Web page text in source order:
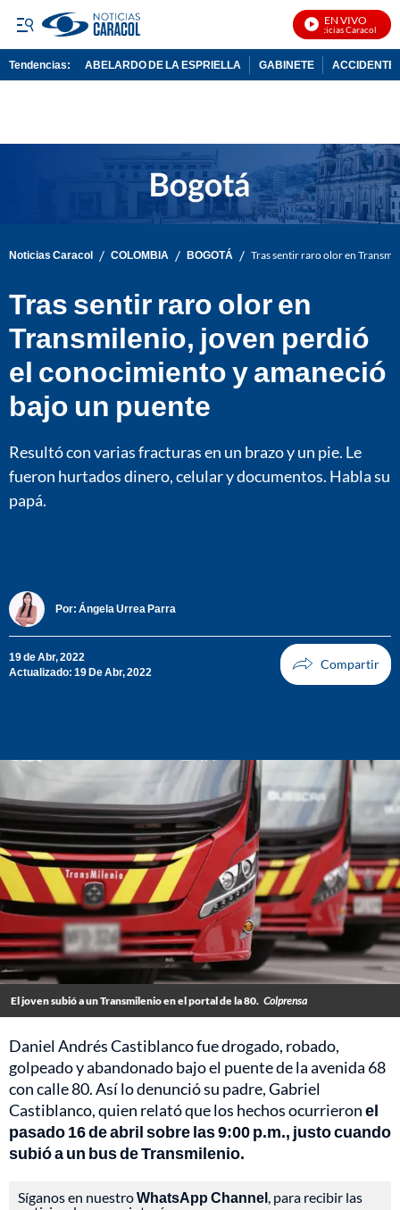
EN VIVO
Noticias Caracol En
Tendencias: ABELARDO DE LA ESPRIELLA GABINETE ACCIDENTE
Noticias Caracol / COLOMBIA / BOGOTÁ / Tras sentir raro olor en
Tras sentir raro olor en
Transmilenio, joven perdió
el conocimiento y amaneció
bajo un puente
Resultó con varias fracturas en un brazo y un pie. Le
fueron hurtados dinero, celular y documentos. Habla su
papá.
Por: Ángela Urrea Parra
19 de Abr, 2022
Actualizado: 19 De Abr, 2022
El joven subió a un Transmilenio en el portal de la 80. Colprensa
Daniel Andrés Castiblanco fue drogado, robado,
golpeado y abandonado bajo el puente de la avenida 68
con calle 80. Así lo denunció su padre, Gabriel
Castiblanco, quien relató que los hechos ocurrieronel
pasado 16 de abril sobre las 9:00 p.m., justo cuando
subió a un bus de Transmilenio.
Síganos en nuestroWhatsApp Channel, para recibir las